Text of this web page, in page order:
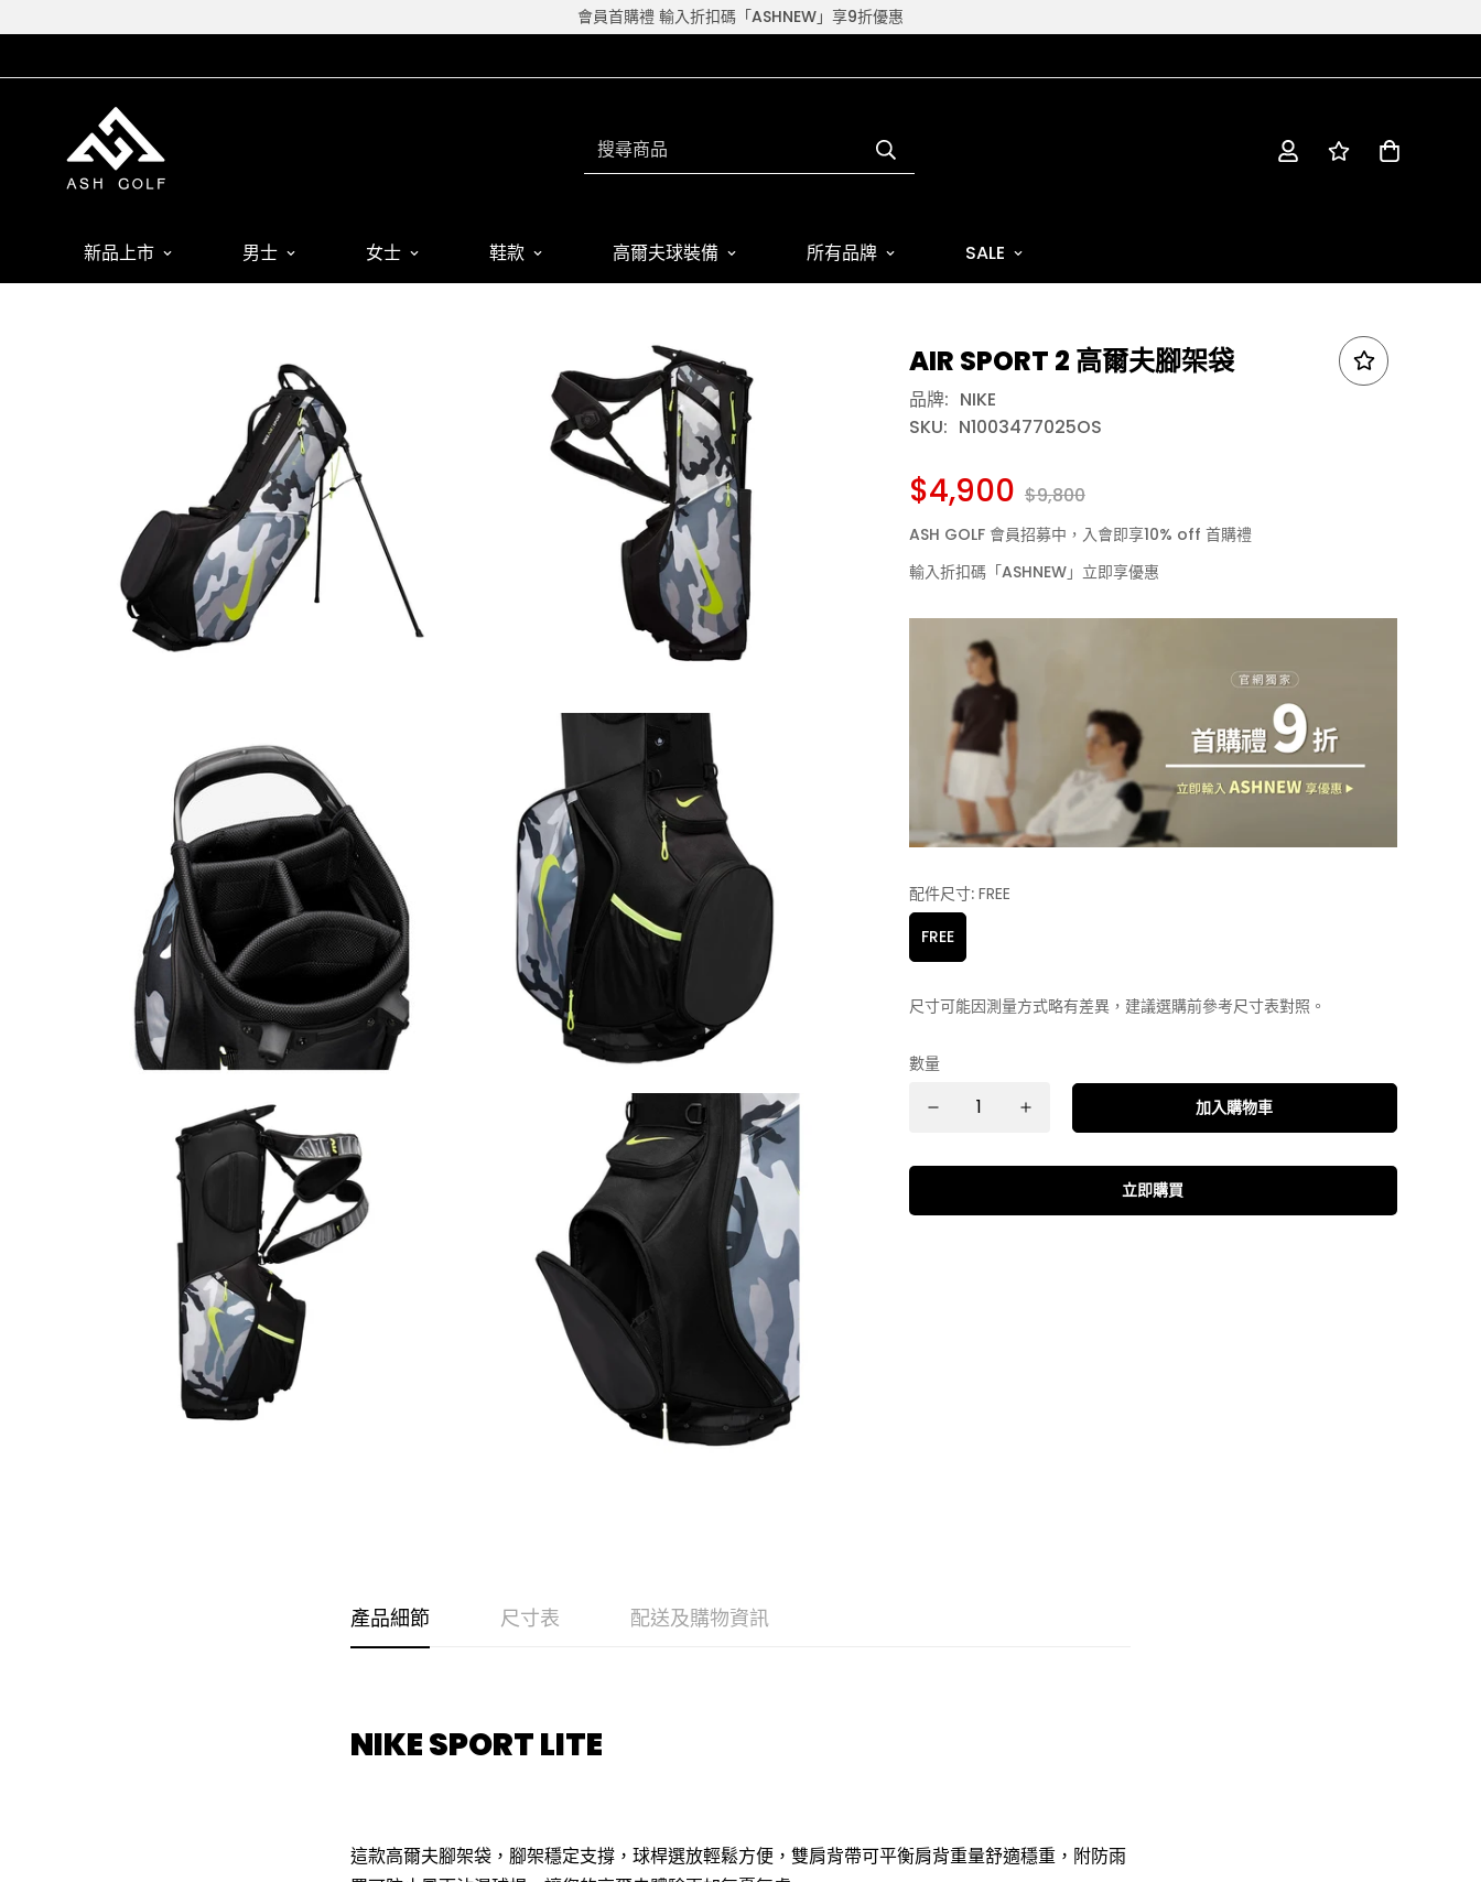
會員首購禮 輸入折扣碼「ASHNEW」享9折優惠
搜尋商品
新品上市 男士 女士 鞋款 高爾夫球裝備 所有品牌 SALE
AIR SPORT 2 高爾夫腳架袋
品牌: NIKE
SKU: N1003477025OS
$4,900 $9,800
ASH GOLF 會員招募中，入會即享10% off 首購禮
輸入折扣碼「ASHNEW」立即享優惠
配件尺寸: FREE
FREE
尺寸可能因測量方式略有差異，建議選購前參考尺寸表對照。
數量
加入購物車
立即購買
產品細節 尺寸表 配送及購物資訊
NIKE SPORT LITE
這款高爾夫腳架袋，腳架穩定支撐，球桿選放輕鬆方便，雙肩背帶可平衡肩背重量舒適穩重，附防雨